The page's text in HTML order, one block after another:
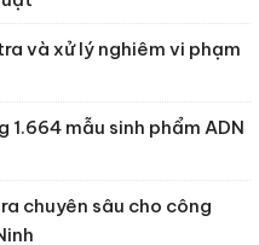
và xử lý nghiêm vi phạm
1.664 mẫu sinh phẩm ADN
chuyên sâu cho công